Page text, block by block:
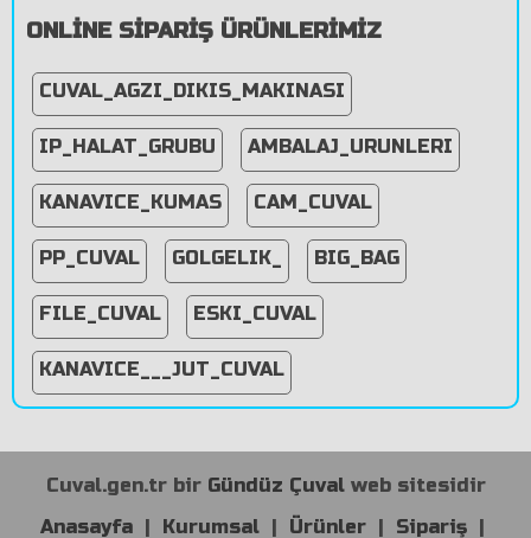
ONLİNE SİPARİŞ ÜRÜNLERİMİZ
CUVAL_AGZI_DIKIS_MAKINASI
IP_HALAT_GRUBU AMBALAJ_URUNLERI
KANAVICE_KUMAS CAM_CUVAL
PP_CUVAL GOLGELIK_ BIG_BAG
FILE_CUVAL ESKI_CUVAL
KANAVICE___JUT_CUVAL
Cuval.gen.tr bir Gündüz Çuvalweb sitesidir
Anasayfa | Kurumsal | Ürünler | Sipariş |